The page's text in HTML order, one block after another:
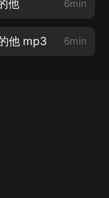
他 6min
他 mp3 6min